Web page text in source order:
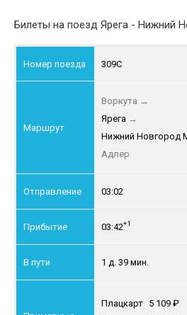
Билеты на поезд Ярега - Нижний
309С
Воркута →
Ярега →
Нижний Новгород
Адлер
03:02
03:42+1
1 д. 39 мин.
Плацкарт 5 109